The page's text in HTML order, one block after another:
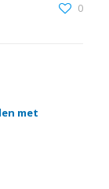
0
met